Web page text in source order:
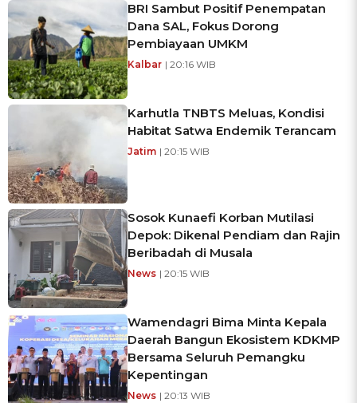
BRI Sambut Positif Penempatan
Dana SAL, Fokus Dorong
Pembiayaan UMKM
Kalbar | 20:16 WIB
Karhutla TNBTS Meluas, Kondisi
Habitat Satwa Endemik Terancam
Jatim | 20:15 WIB
Sosok Kunaefi Korban Mutilasi
Depok: Dikenal Pendiam dan Rajin
Beribadah di Musala
News | 20:15 WIB
Wamendagri Bima Minta Kepala
Daerah Bangun Ekosistem KDKMP
Bersama Seluruh Pemangku
Kepentingan
News | 20:13 WIB